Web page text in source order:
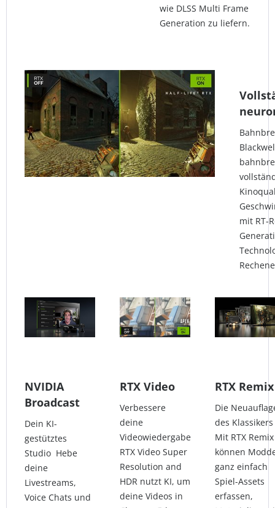
wie DLSS Multi Frame
Generation zu liefern.
mit RT-
NVIDIA
Broadcast
Dein KI-
gestütztes
Studio Hebe
deine
Livestreams,
Voice Chats und
RTX Video
Verbessere
deine
Videowiedergabe
RTX Video Super
Resolution and
HDR nutzt KI, um
deine Videos in
RTX Remix
Die
des Klassikers
Mit RTX Remix
können
ganz einfach
Spiel-Assets
erfassen,